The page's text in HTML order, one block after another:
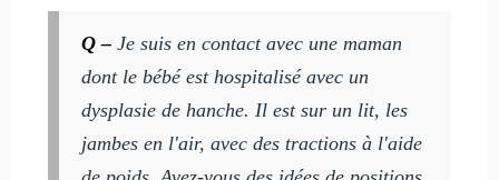
Q –Je suis en contact avec une maman
dont le bébé est hospitalisé avec un
dysplasie de hanche. Il est sur un lit, les
jambes en l'air, avec des tractions à l'aide